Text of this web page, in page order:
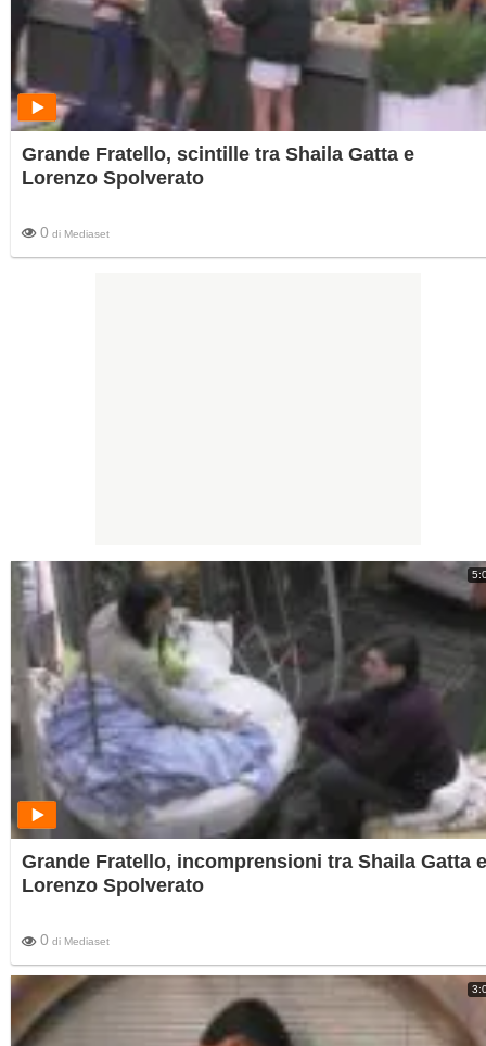
Grande Fratello, scintille tra Shaila Gatta e
Lorenzo Spolverato
0 di Mediaset
Grande Fratello, incomprensioni tra Shaila Gatta e
Lorenzo Spolverato
0 di Mediaset